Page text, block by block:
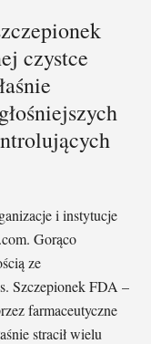
czystce
i instytucje
Gorąco
ze
Szczepionek FDA –
farmaceutyczne
stracił wielu